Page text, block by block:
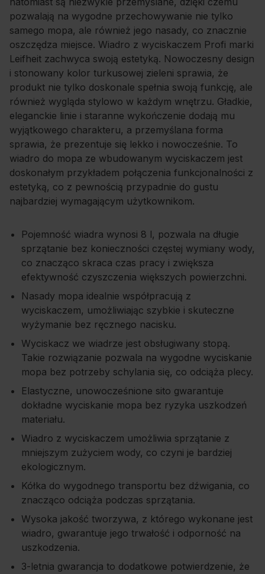
pozwalają na wygodne przechowywanie nie tylko
samego mopa, ale również jego nasady, co znacznie
oszczędza miejsce. Wiadro z wyciskaczem Profi marki
Leifheit zachwyca swoją estetyką. Nowoczesny design
i stonowany kolor turkusowej zieleni sprawia, że
produkt nie tylko doskonale spełnia swoją funkcję, ale
również wygląda stylowo w każdym wnętrzu. Gładkie,
eleganckie linie i staranne wykończenie dodają mu
wyjątkowego charakteru, a przemyślana forma
sprawia, że prezentuje się lekko i nowocześnie. To
wiadro do mopa ze wbudowanym wyciskaczem jest
doskonałym przykładem połączenia funkcjonalności z
estetyką, co z pewnością przypadnie do gustu
najbardziej wymagającym użytkownikom.
Pojemność wiadra wynosi 8 l, pozwala na długie
sprzątanie bez konieczności częstej wymiany wody,
co znacząco skraca czas pracy i zwiększa
efektywność czyszczenia większych powierzchni.
Nasady mopa idealnie współpracują z
wyciskaczem, umożliwiając szybkie i skuteczne
wyżymanie bez ręcznego nacisku.
Wyciskacz we wiadrze jest obsługiwany stopą.
Takie rozwiązanie pozwala na wygodne wyciskanie
mopa bez potrzeby schylania się, co odciąża plecy.
Elastyczne, unowocześnione sito gwarantuje
dokładne wyciskanie mopa bez ryzyka uszkodzeń
materiału.
Wiadro z wyciskaczem umożliwia sprzątanie z
mniejszym zużyciem wody, co czyni je bardziej
ekologicznym.
Kółka do wygodnego transportu bez dźwigania, co
znacząco odciąża podczas sprzątania.
Wysoka jakość tworzywa, z którego wykonane jest
wiadro, gwarantuje jego trwałość i odporność na
uszkodzenia.
3-letnia gwarancja to dodatkowe potwierdzenie, że